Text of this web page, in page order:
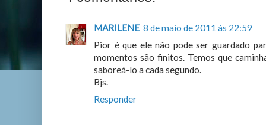
MARILENE 8 de maio de 2011 às 22:59
Pior é que ele não pode ser guardado
momentos são finitos. Temos que
saboreá-lo a cada segundo.
Bjs.
Responder